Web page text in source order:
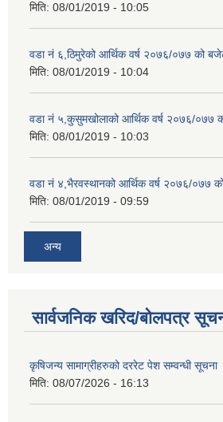
मिति: 08/01/2019 - 10:05
वडा नं ६,ठिमुरेको आर्थिक वर्ष २०७६/०७७ को
मिति: 08/01/2019 - 10:04
वडा नं ५,कुसुमखोलाको आर्थिक वर्ष २०७६/०७७
मिति: 08/01/2019 - 10:03
वडा नं ४,भैरवस्थानको आर्थिक वर्ष २०७६/०७७
मिति: 08/01/2019 - 09:59
अन्य
सार्वजनिक खरिद/बोलपत्र
कृषिजन्य सामाग्रीहरुको दररेट पेश सम्वन्धी सूचना
मिति: 08/07/2026 - 16:13